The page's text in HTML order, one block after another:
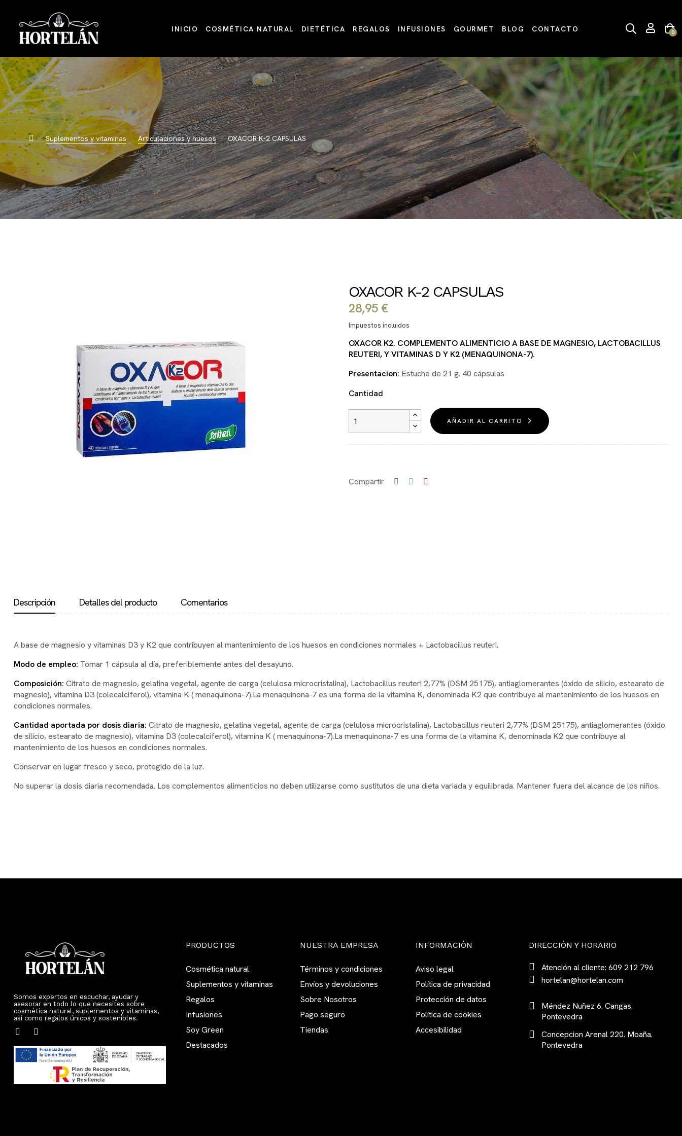
INICIO COSMÉTICA NATURAL DIETÉTICA REGALOS INFUSIONES GOURMET BLOG CONTACTO 0
Suplementos y vitaminas Articulaciones y huesos OXACOR K-2 CAPSULAS
OXACOR K-2 CAPSULAS
28,95 €
Impuestos incluidos
OXACOR K2. COMPLEMENTO ALIMENTICIO A BASE DE MAGNESIO, LACTOBACILLUS
REUTERI, Y VITAMINAS D Y K2 (MENAQUINONA-7).
Presentacion: Estuche de 21 g. 40 cápsulas
Cantidad
AÑADIR AL CARRITO
Compartir
Descripción Detalles del producto Comentarios
A base de magnesio y vitaminas D3 y K2 que contribuyen al mantenimiento de los huesos en condiciones normales + Lactobacillus reuteri.
Modo de empleo: Tomar 1 cápsula al día, preferiblemente antes del desayuno.
Composición: Citrato de magnesio, gelatina vegetal, agente de carga (celulosa microcristalina), Lactobacillus reuteri 2,77% (DSM 25175), antiaglomerantes (óxido de silicio, estearato de
magnesio), vitamina D3 (colecalciferol), vitamina K ( menaquinona-7).La menaquinona-7 es una forma de la vitamina K, denominada K2 que contribuye al mantenimiento de los huesos en
condiciones normales.
Cantidad aportada por dosis diaria: Citrato de magnesio, gelatina vegetal, agente de carga (celulosa microcristalina), Lactobacillus reuteri 2,77% (DSM 25175), antiaglomerantes (óxido
de silicio, estearato de magnesio), vitamina D3 (colecalciferol), vitamina K ( menaquinona-7).La menaquinona-7 es una forma de la vitamina K, denominada K2 que contribuye al
mantenimiento de los huesos en condiciones normales.
Conservar en lugar fresco y seco, protegido de la luz.
No superar la dosis diaria recomendada. Los complementos alimenticios no deben utilizarse como sustitutos de una dieta variada y equilibrada. Mantener fuera del alcance de los niños.
Somos expertos en escuchar, ayudar y
asesorar en todo lo que necesites sobre
cosmética natural, suplementos y vitaminas,
así como regalos únicos y sostenibles.
PRODUCTOS
Cosmética natural
Suplementos y vitaminas
Regalos
Infusiones
Soy Green
Destacados
NUESTRA EMPRESA
Términos y condiciones
Envíos y devoluciones
Sobre Nosotros
Pago seguro
Tiendas
INFORMACIÓN
Aviso legal
Política de privacidad
Protección de datos
Política de cookies
Accesibilidad
DIRECCIÓN Y HORARIO
Atención al cliente: 609 212 796
hortelan@hortelan.com
Méndez Nuñez 6. Cangas.
Pontevedra
Concepcion Arenal 220. Moaña.
Pontevedra